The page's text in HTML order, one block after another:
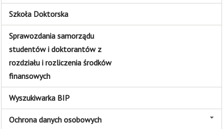
Szkoła Doktorska
Sprawozdania samorządu
studentów i doktorantów z
rozdziału i rozliczenia środków
finansowych
Wyszukiwarka BIP
Ochrona danych osobowych